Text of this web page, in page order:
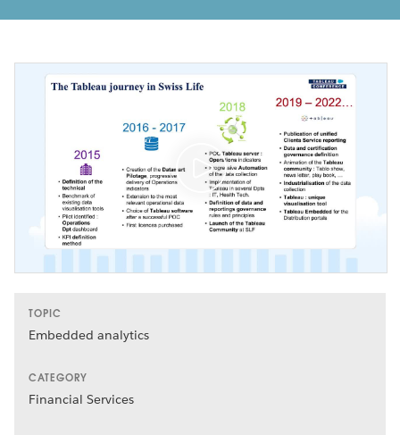
TOPIC
Embedded analytics
CATEGORY
Financial Services